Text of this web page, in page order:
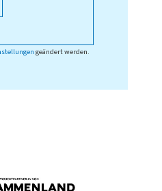
geändert werden.